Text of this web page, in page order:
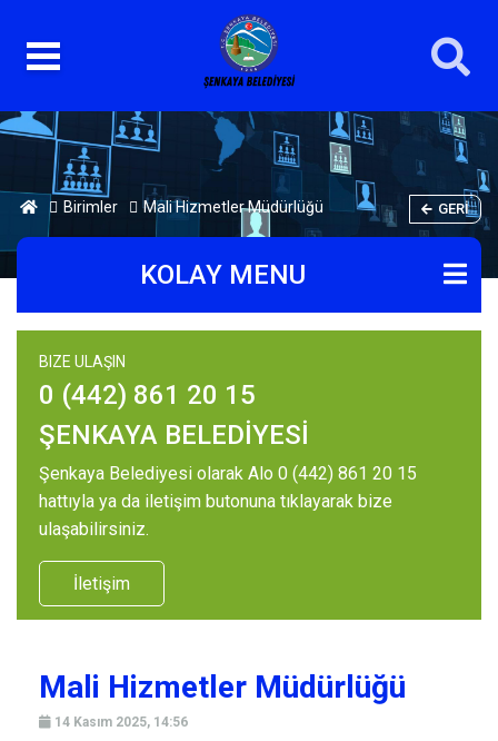
Birimler Mali Hizmetler Müdürlüğü GERI
KOLAY MENU
BIZE ULAŞIN
0 (442) 861 20 15
ŞENKAYA BELEDİYESİ
Şenkaya Belediyesi olarak Alo 0 (442) 861 20 15
hattıyla ya da iletişim butonuna tıklayarak bize
ulaşabilirsiniz.
İletişim
Mali Hizmetler Müdürlüğü
14 Kasım 2025, 14:56